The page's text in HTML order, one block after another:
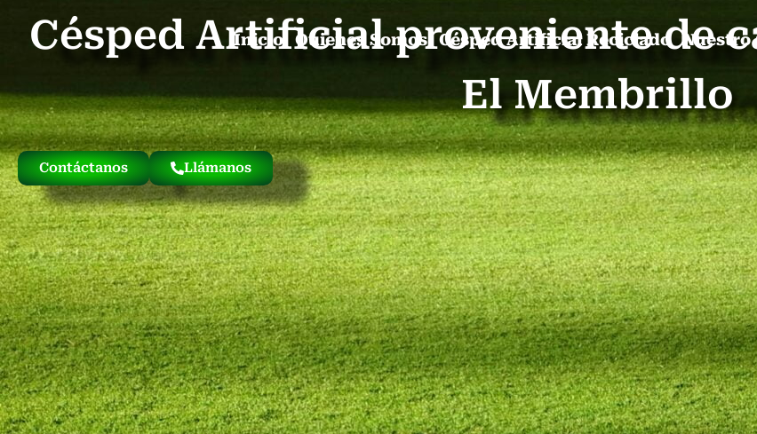
Inicio Quienes Somos Césped Artificial Reciclado Nuestro
Césped Artificial proveniente de
El Membrillo
Contáctanos Llámanos